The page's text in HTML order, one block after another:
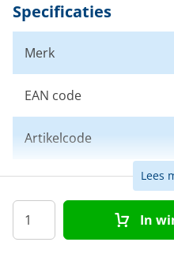
Specificaties
Merk
EAN code
Artikelcode
Kleur
Afmeting
Lees
In